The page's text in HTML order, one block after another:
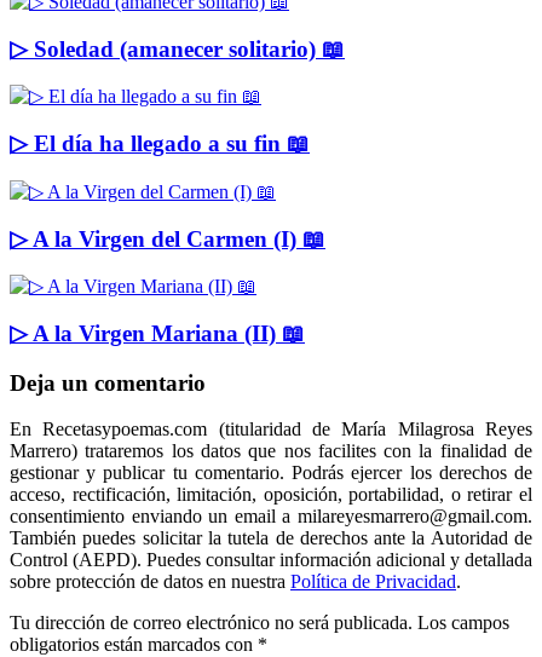
▷ Soledad (amanecer solitario) 📖
▷ El día ha llegado a su fin 📖
▷ A la Virgen del Carmen (I) 📖
▷ A la Virgen Mariana (II) 📖
Deja un comentario
En Recetasypoemas.com (titularidad de María Milagrosa Reyes
Marrero) trataremos los datos que nos facilites con la finalidad de
gestionar y publicar tu comentario. Podrás ejercer los derechos de
acceso, rectificación, limitación, oposición, portabilidad, o retirar el
consentimiento enviando un email a milareyesmarrero@gmail.com.
También puedes solicitar la tutela de derechos ante la Autoridad de
Control (AEPD). Puedes consultar información adicional y detallada
sobre protección de datos en nuestra Política de Privacidad.
Tu dirección de correo electrónico no será publicada. Los campos
obligatorios están marcados con *